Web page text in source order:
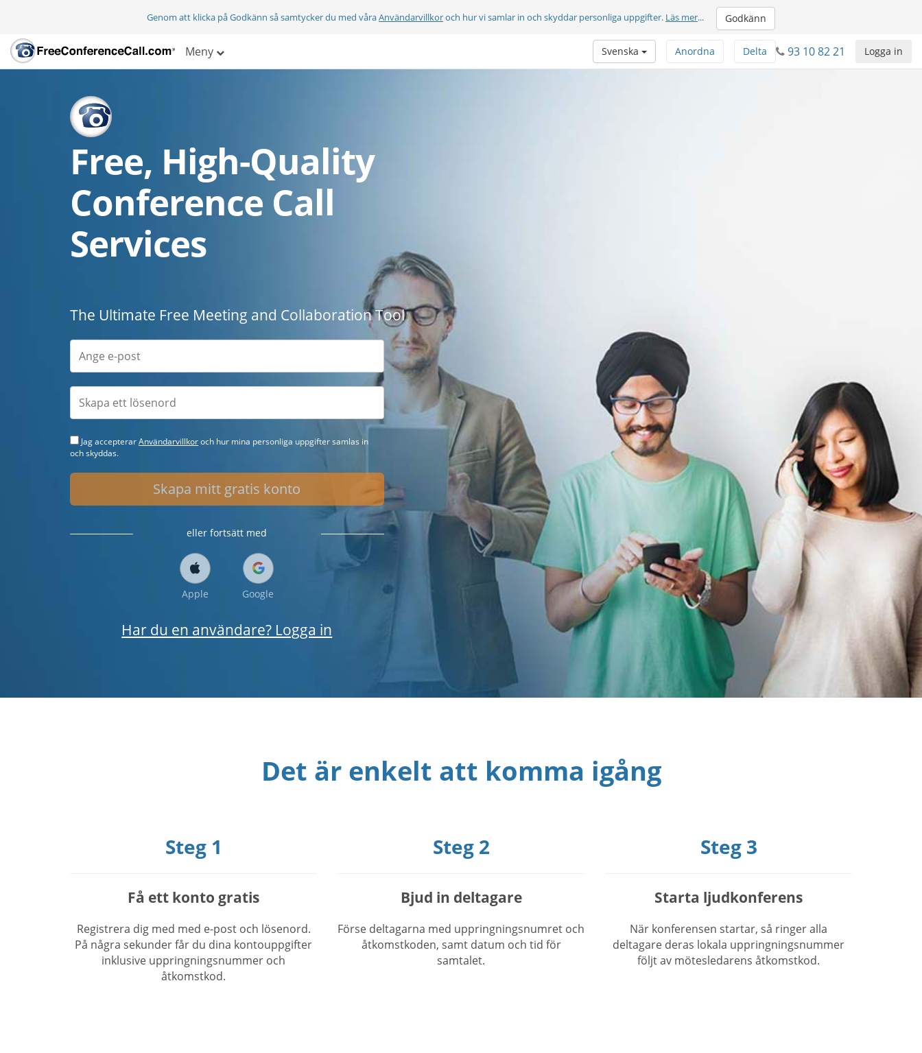
Genom att klicka på Godkänn så samtycker du med våraAnvändarvillkoroch hur vi samlar in och skyddar personliga uppgifter. Läs mer... Godkänn
Meny Logga in
93 10 82 21
Delta
Anordna
Svenska
Free, High-Quality
Conference Call
Services
The Ultimate Free Meeting and Collaboration Tool
Jag accepterarAnvändarvillkoroch hur mina personliga uppgifter samlas in
och skyddas.
Skapa mitt gratis konto
eller fortsätt med
Apple Google
Har du en användare? Logga in
Det är enkelt att komma igång
Steg 1
Få ett konto gratis
Registrera dig med med e-post och lösenord.
På några sekunder får du dina kontouppgifter
inklusive uppringningsnummer och
åtkomstkod.
Steg 2
Bjud in deltagare
Förse deltagarna med uppringningsnumret och
åtkomstkoden, samt datum och tid för
samtalet.
Steg 3
Starta ljudkonferens
När konferensen startar, så ringer alla
deltagare deras lokala uppringningsnummer
följt av mötesledarens åtkomstkod.